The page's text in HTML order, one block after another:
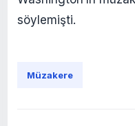
söylemişti.
Müzakere